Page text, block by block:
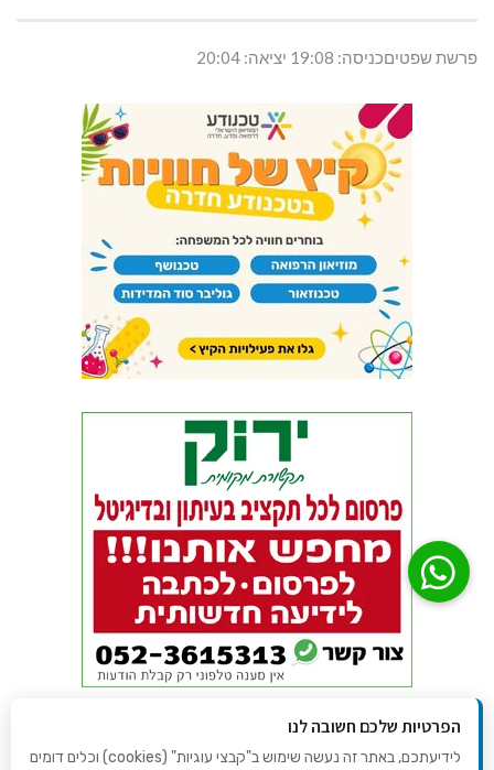
פרשת שפטיםכניסה: 19:08 יציאה: 20:04
הפרטיות שלכם חשובה לנו
לידיעתכם, באתר זה נעשה שימוש ב"קבצי עוגיות" (cookies) וכלים דומים